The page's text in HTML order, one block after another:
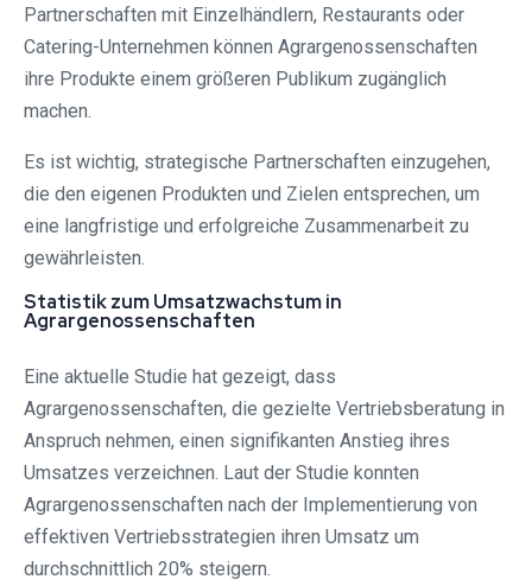
Partnerschaften mit Einzelhändlern, Restaurants oder
Catering-Unternehmen können Agrargenossenschaften
ihre Produkte einem größeren Publikum zugänglich
machen.
Es ist wichtig, strategische Partnerschaften einzugehen,
die den eigenen Produkten und Zielen entsprechen, um
eine langfristige und erfolgreiche Zusammenarbeit zu
gewährleisten.
Statistik zum Umsatzwachstum in
Agrargenossenschaften
Eine aktuelle Studie hat gezeigt, dass
Agrargenossenschaften, die gezielte Vertriebsberatung in
Anspruch nehmen, einen signifikanten Anstieg ihres
Umsatzes verzeichnen. Laut der Studie konnten
Agrargenossenschaften nach der Implementierung von
effektiven Vertriebsstrategien ihren Umsatz um
durchschnittlich 20% steigern.